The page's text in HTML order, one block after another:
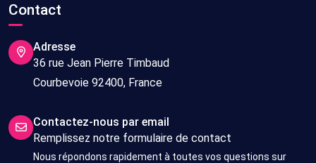
Contact
Adresse
36 rue Jean Pierre Timbaud
Courbevoie 92400, France
Contactez-nous par email
Remplissez notre formulaire de contact
Nous répondons rapidement à toutes vos questions sur